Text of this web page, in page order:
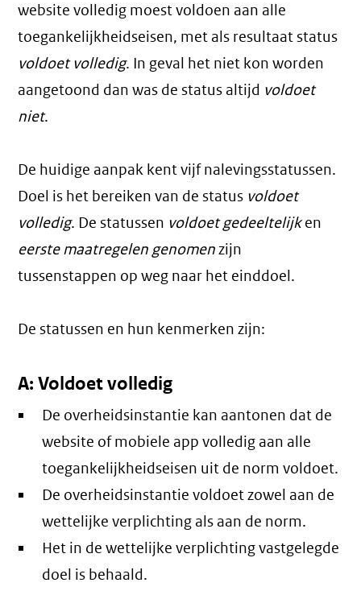
website volledig moest voldoen aan alle
toegankelijkheidseisen, met als resultaat status
voldoet volledig. In geval het niet kon worden
aangetoond dan was de status altijd voldoet
niet.
De huidige aanpak kent vijf nalevingsstatussen.
Doel is het bereiken van de status voldoet
volledig. De statussen voldoet gedeeltelijken
eerste maatregelen genomenzijn
tussenstappen op weg naar het einddoel.
De statussen en hun kenmerken zijn:
A: Voldoet volledig
De overheidsinstantie kan aantonen dat de
website of mobiele app volledig aan alle
toegankelijkheidseisen uit de norm voldoet.
De overheidsinstantie voldoet zowel aan de
wettelijke verplichting als aan de norm.
Het in de wettelijke verplichting vastgelegde
doel is behaald.